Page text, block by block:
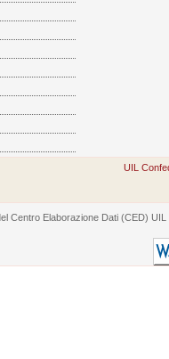
UIL
Centro Elaborazione Dati (CED)